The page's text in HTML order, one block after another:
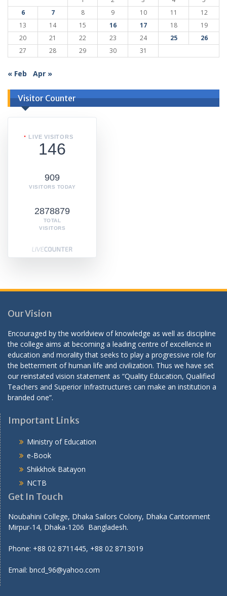
6
7 8 9 10 11
12
13
14 15 16 17 18
19
20
21 22 23 24 25
26
27
28 29 30 31
« Feb Apr »
Visitor Counter
LIVE VISITORS
146
909
VISITORS TODAY
2878879
TOTAL
VISITORS
Our Vision
Encouraged by the worldview of knowledge as well as discipline
the college aims at becoming a leading centre of excellence in
education and morality that seeks to play a progressive role for
the betterment of human life and civilization. Thus we have set
our reinstated vision statement as “Quality Education, Qualified
Teachers and Superior Infrastructures can make an institution a
branded one”.
Important Links
Ministry of Education
e-Book
Shikkhok Batayon
NCTB
Get In Touch
Noubahini College, Dhaka Sailors Colony, Dhaka Cantonment
Mirpur-14, Dhaka-1206 Bangladesh.
Phone: +88 02 8711445, +88 02 8713019
Email: bncd_96@yahoo.com